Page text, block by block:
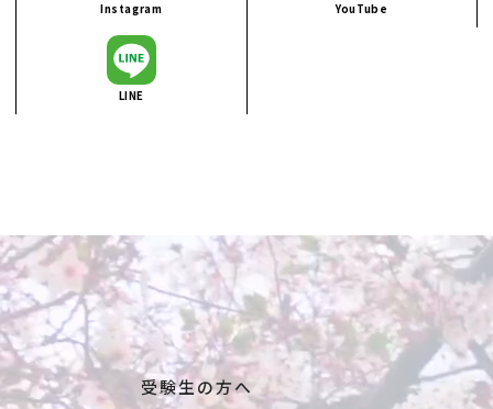
Instagram YouTube
LINE
受験生の方へ